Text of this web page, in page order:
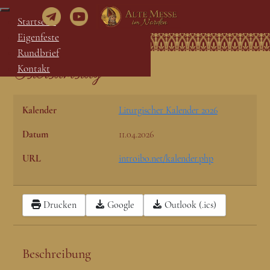
Startseite
Eigenfeste
Rundbrief
Kontakt
Ostersamstag
Kalender Liturgischer Kalender 2026
Datum 11.04.2026
URL introibo.net/kalender.php
Drucken Google Outlook (.ics)
Beschreibung